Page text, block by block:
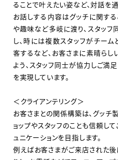
ることで叶えたい姿など、対話を通
お話しする内容はグッチに関す
や趣味など多岐に渡り、スタッ
し、時には複数スタッフがチー
客するなど、お客さまに素晴ら
よう、スタッフ同士が協力しご満
を実現しています。
＜クライアンテリング＞
お客さまとの関係構築は、グッチ
ョップやスタッフのことも信頼し
ュニケーションを目指します。
例えばお客さまがご来店された